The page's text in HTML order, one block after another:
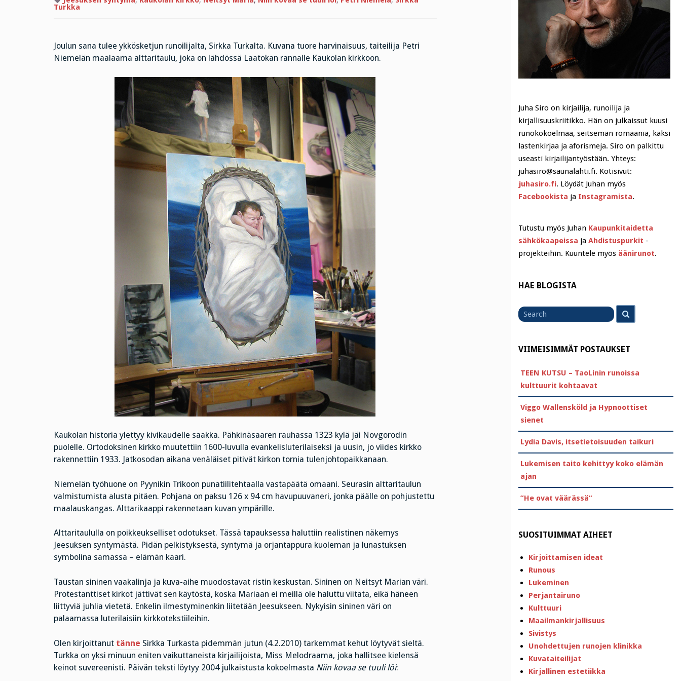
Turkka
Joulun sana tulee ykkösketjun runoilijalta, Sirkka Turkalta. Kuvana tuore harvinaisuus, taiteilija Petri
Niemelän maalaama alttaritaulu, joka on lähdössä Laatokan rannalle Kaukolan kirkkoon.
Kaukolan historia ylettyy kivikaudelle saakka. Pähkinäsaaren rauhassa 1323 kylä jäi Novgorodin
puolelle. Ortodoksinen kirkko muutettiin 1600-luvulla evankelisluterilaiseksi ja uusin, jo viides kirkko
rakennettiin 1933. Jatkosodan aikana venäläiset pitivät kirkon tornia tulenjohtopaikkanaan.
Niemelän työhuone on Pyynikin Trikoon punatiilitehtaalla vastapäätä omaani. Seurasin alttaritaulun
valmistumista alusta pitäen. Pohjana on paksu 126 x 94 cm havupuuvaneri, jonka päälle on pohjustettu
maalauskangas. Alttarikaappi rakennetaan kuvan ympärille.
Alttaritaululla on poikkeukselliset odotukset. Tässä tapauksessa haluttiin realistinen näkemys
Jeesuksen syntymästä. Pidän pelkistyksestä, syntymä ja orjantappura kuoleman ja lunastuksen
symbolina samassa – elämän kaari.
Taustan sininen vaakalinja ja kuva-aihe muodostavat ristin keskustan. Sininen on Neitsyt Marian väri.
Protestanttiset kirkot jättivät sen käytöstä, koska Mariaan ei meillä ole haluttu viitata, eikä häneen
liittyviä juhlia vietetä. Enkelin ilmestyminenkin liitetään Jeesukseen. Nykyisin sininen väri on
palaamassa luterilaisiin kirkkotekstiileihin.
Olen kirjoittanut tänne Sirkka Turkasta pidemmän jutun (4.2.2010) tarkemmat kehut löytyvät sieltä.
Turkka on yksi minuun eniten vaikuttaneista kirjailijoista, Miss Melodraama, joka hallitsee kielensä
keinot suvereenisti. Päivän teksti löytyy 2004 julkaistusta kokoelmasta Niin kovaa se tuuli löi:
Juha Siro on kirjailija, runoilija ja
kirjallisuuskriitikko. Hän on julkaissut kuusi
runokokoelmaa, seitsemän romaania, kaksi
lastenkirjaa ja aforismeja. Siro on palkittu
useasti kirjailijantyöstään. Yhteys:
juhasiro@saunalahti.fi. Kotisivut:
juhasiro.fi. Löydät Juhan myös
Facebookista ja Instagramista.
Tutustu myös Juhan Kaupunkitaidetta
sähkökaapeissa ja Ahdistuspurkit -
projekteihin. Kuuntele myös äänirunot.
HAE BLOGISTA
for
VIIMEISIMMÄT POSTAUKSET
TEEN KUTSU – TaoLinin runoissa
kulttuurit kohtaavat
Viggo Wallensköld ja Hypnoottiset
sienet
Lydia Davis, itsetietoisuuden taikuri
Lukemisen taito kehittyy koko elämän
ajan
”He ovat väärässä”
SUOSITUIMMAT AIHEET
Kirjoittamisen ideat
Runous
Lukeminen
Perjantairuno
Kulttuuri
Maailmankirjallisuus
Sivistys
Unohdettujen runojen klinikka
Kuvataiteilijat
Kirjallinen estetiikka